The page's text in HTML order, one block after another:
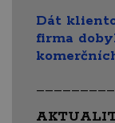
Dát
firma